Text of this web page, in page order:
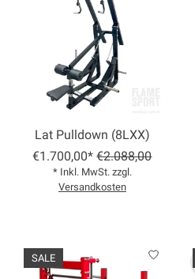
Lat Pulldown (8LXX)
€1.700,00* €2.088,00
* Inkl. MwSt. zzgl.
Versandkosten
SALE